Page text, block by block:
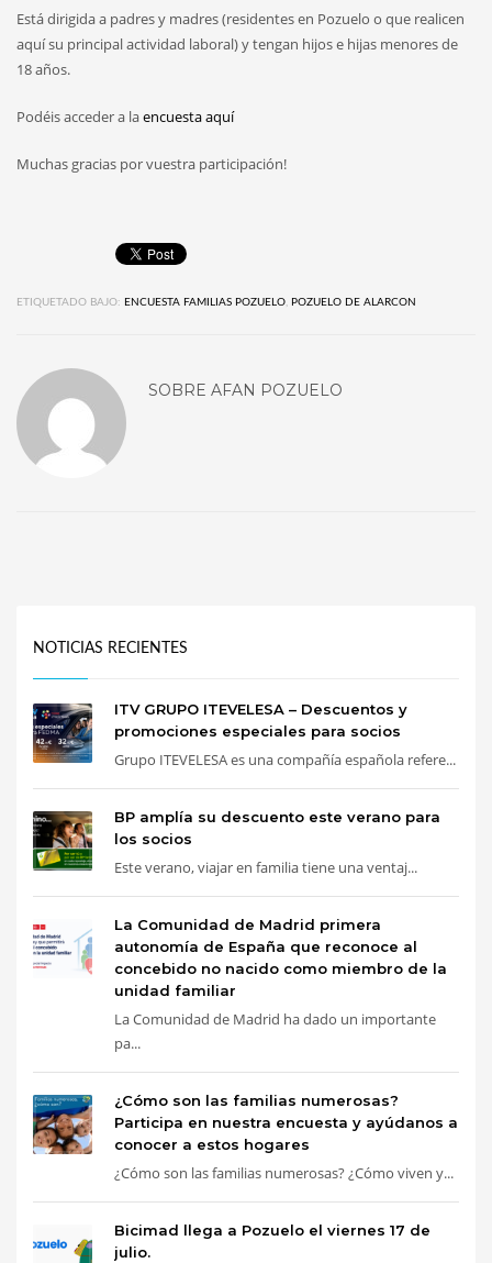
Está dirigida a padres y madres (residentes en Pozuelo o que realicen
aquí su principal actividad laboral) y tengan hijos e hijas menores de
18 años.
Podéis acceder a laencuesta aquí
Muchas gracias por vuestra participación!
ETIQUETADO BAJO: ENCUESTA FAMILIAS POZUELO POZUELO DE ALARCON
SOBRE AFAN POZUELO
NOTICIAS RECIENTES
ITV GRUPO ITEVELESA – Descuentos y
promociones especiales para socios
Grupo ITEVELESA es una compañía española refere...
BP amplía su descuento este verano para
los socios
Este verano, viajar en familia tiene una ventaj...
La Comunidad de Madrid primera
autonomía de España que reconoce al
concebido no nacido como miembro de la
unidad familiar
La Comunidad de Madrid ha dado un importante
pa...
¿Cómo son las familias numerosas?
Participa en nuestra encuesta y ayúdanos a
conocer a estos hogares
¿Cómo son las familias numerosas? ¿Cómo viven y...
Bicimad llega a Pozuelo el viernes 17 de
julio.